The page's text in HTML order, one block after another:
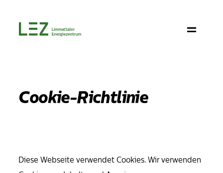
Cookie-Richtlinie
Diese Webseite verwendet Cookies. Wir verwenden